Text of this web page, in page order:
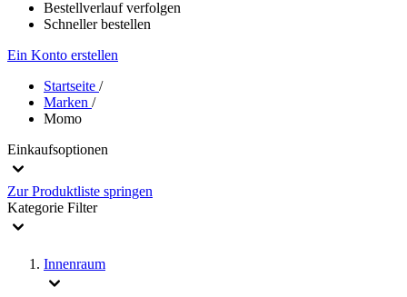
Bestellverlauf verfolgen
Schneller bestellen
Ein Konto erstellen
Startseite /
Marken /
Momo
Einkaufsoptionen
Zur Produktliste springen
Kategorie Filter
Innenraum